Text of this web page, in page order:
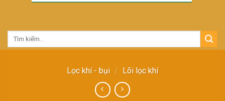
Tìm
Lọc khí - bụi / Lõi lọc khí